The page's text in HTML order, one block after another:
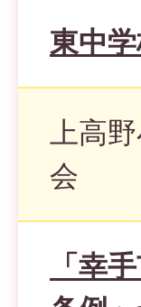
東中
上高
会
「幸